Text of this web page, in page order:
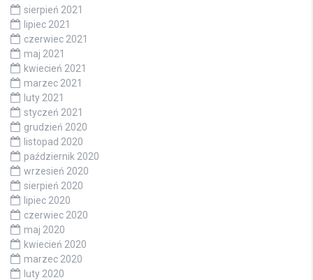
sierpień 2021
lipiec 2021
czerwiec 2021
maj 2021
kwiecień 2021
marzec 2021
luty 2021
styczeń 2021
grudzień 2020
listopad 2020
październik 2020
wrzesień 2020
sierpień 2020
lipiec 2020
czerwiec 2020
maj 2020
kwiecień 2020
marzec 2020
luty 2020